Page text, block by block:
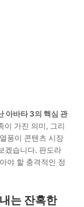
아바타 3의 핵심 관
이 가진 의미, 그리
풍이 콘텐츠 시장
겠습니다. 판도라
야 할 충격적인 정
는 잔혹한